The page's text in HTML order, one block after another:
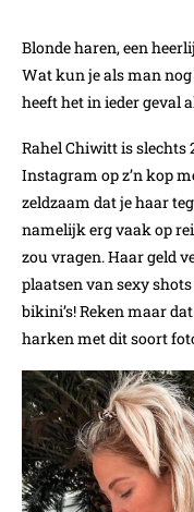
Blonde haren, een
Wat kun je als man nog
heeft het in ieder geval
Rahel Chiwitt is slechts
Instagram op z’n kop
zeldzaam dat je haar
namelijk erg vaak op
zou vragen. Haar geld
plaatsen van sexy
bikini’s! Reken maar
harken met dit soort